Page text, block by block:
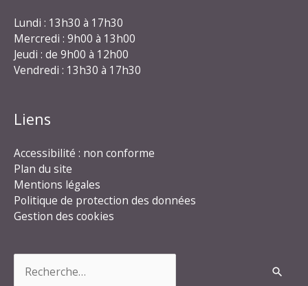
Lundi : 13h30 à 17h30
Mercredi : 9h00 à 13h00
Jeudi : de 9h00 à 12h00
Vendredi : 13h30 à 17h30
Liens
Accessibilité : non conforme
Plan du site
Mentions légales
Politique de protection des données
Gestion des cookies